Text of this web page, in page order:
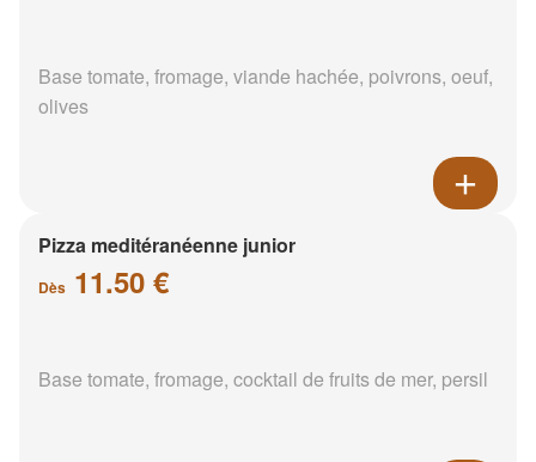
Base tomate, fromage, viande hachée, poivrons, oeuf,
olives
Pizza meditéranéenne junior
Dès 11.50 €
Base tomate, fromage, cocktail de fruits de mer, persil